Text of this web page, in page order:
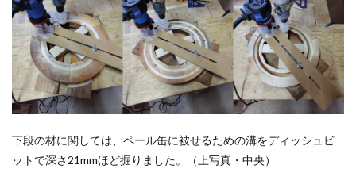
下段の材に関しては、ペール缶に被せるための溝をディッシュビ
ットで深さ21mmほど掘りました。（上写真・中央）